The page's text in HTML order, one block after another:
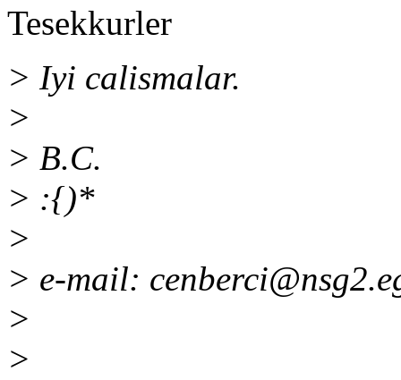
Tesekkurler
> Iyi calismalar.
>
> B.C.
> :{)*
>
> e-mail:
>
>